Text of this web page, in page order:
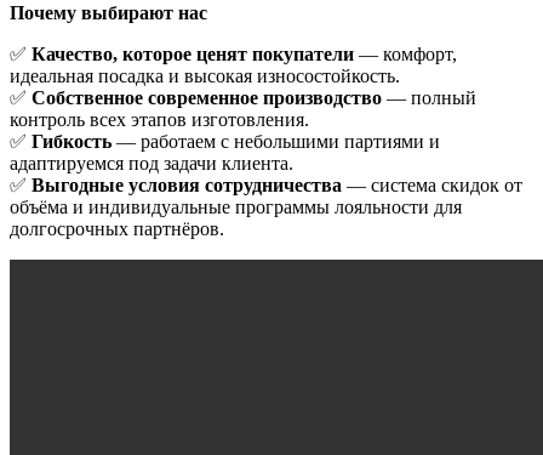
Почему выбирают нас
✅ Качество, которое ценят покупатели — комфорт,
идеальная посадка и высокая износостойкость.
✅ Собственное современное производство — полный
контроль всех этапов изготовления.
✅ Гибкость — работаем с небольшими партиями и
адаптируемся под задачи клиента.
✅ Выгодные условия сотрудничества — система скидок от
объёма и индивидуальные программы лояльности для
долгосрочных партнёров.